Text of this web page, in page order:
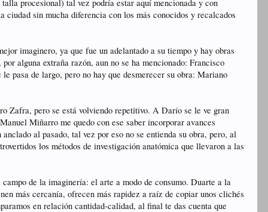
procesional) tal vez podría estar aquí mencionada y con
sin mucha diferencia con los más conocidos y recalcados
imaginero, ya que fue un adelantado a su tiempo y hay obras
alguna extraña razón, aun no se ha mencionado: Francisco
pasa de largo, pero no hay que desmerecer su obra: Mariano
Zafra, pero se está volviendo repetitivo. A Darío se le ve gran
Miñarro me quedo con ese saber incorporar avances
al pasado, tal vez por eso no se entienda su obra, pero, al
los métodos de investigación anatómica que llevaron a las
de la imaginería: el arte a modo de consumo. Duarte a la
más cercanía, ofrecen más rapidez a raíz de copiar unos clichés
en relación cantidad-calidad, al final te das cuenta que